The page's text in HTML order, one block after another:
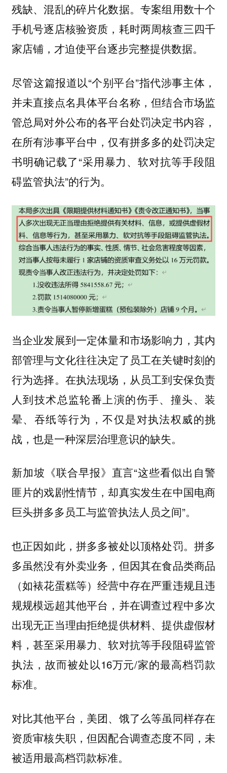
残缺、混乱的碎片化数据。专案组用数十个
手机号逐店核验资质，耗时两周核查三四千
家店铺，才迫使平台逐步完整提供数据。
尽管这篇报道以“个别平台”指代涉事主体，
并未直接点名具体平台名称，但结合市场监
管总局对外公布的各平台处罚决定书内容，
在所有涉事平台中，仅有拼多多的处罚决定
书明确记载了“采用暴力、软对抗等手段阻
碍监管执法”的行为。
当企业发展到一定体量和市场影响力，其内
部管理与文化往往决定了员工在关键时刻的
行为选择。在执法现场，从员工到安保负责
人到技术总监轮番上演的伤手、撞头、装
晕、吞纸等行为，不仅是对执法权威的挑
战，也是一种深层治理意识的缺失。
新加坡《联合早报》直言“这些看似出自警
匪片的戏剧性情节，却真实发生在中国电商
巨头拼多多员工与监管执法人员之间”。
也正因如此，拼多多被处以顶格处罚。拼多
多虽然没有外卖业务，但因其在食品类商品
（如裱花蛋糕等）经营中存在严重违规且违
规规模远超其他平台，并在调查过程中多次
出现无正当理由拒绝提供材料、提供虚假材
料，甚至采用暴力、软对抗等手段阻碍监管
执法，故而被处以16万元/家的最高档罚款
标准。
对比其他平台，美团、饿了么等虽同样存在
资质审核失职，但因配合调查态度不同，未
被适用最高档罚款标准。